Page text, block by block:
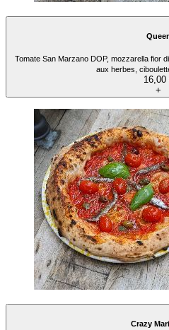
Tomate San Marzano DOP, mozzarella fior
aux herbes,
16,00
+
Crazy